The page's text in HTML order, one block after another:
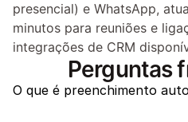
presencial) e WhatsApp,
minutos para reuniões e
integrações de CRM
Perguntas
O que é preenchimento